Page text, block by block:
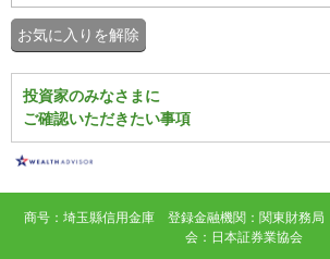
お気に入りを解除
投資家のみなさまに
ご確認いただきたい事項
商号：埼玉縣信用金庫 登録金融機関：関東財務
会：日本証券業協会